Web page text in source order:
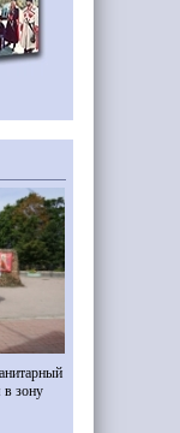
в зону